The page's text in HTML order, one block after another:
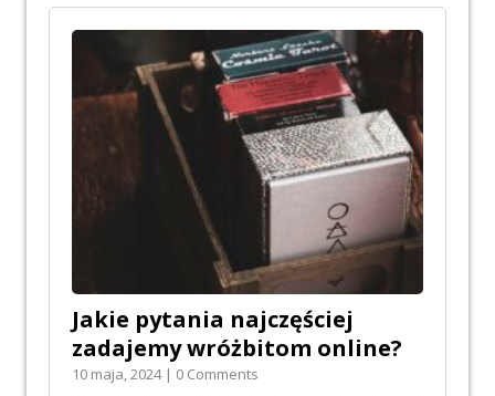
Jakie pytania najczęściej
zadajemy wróżbitom online?
10 maja, 2024 | 0 Comments